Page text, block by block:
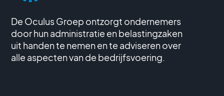
De Oculus Groep ontzorgt ondernemers
door hun administratie en belastingzaken
uit handen te nemen en te adviseren over
alle aspecten van de bedrijfsvoering.